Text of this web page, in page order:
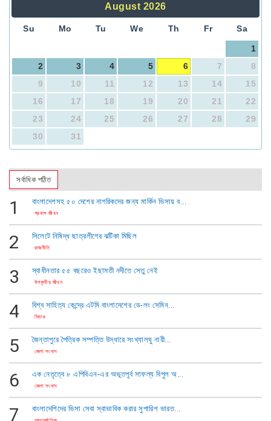
০২:০৮ পূর্বাহ্ন
শিবপুরে ৯০০ গ্রাম গাঁজা ও ১ লাখ ৫ হাজার টাকা সহ মা...
August 2026
Su Mo Tu We Th Fr Sa
1
2
3 4 5 6 7
8
9
10 11 12 13 14
15
16
17 18 19 20 21
22
23
24 25 26 27 28
29
30
31
সর্বাধিক পঠিত
1 বাংলাদেশসহ ৫০ দেশের নাগরিকদের জন্য মার্কিন ভিসায় ব...
প্রবাস জীবন
2 সিলেটে নিষিদ্ধ ছাত্রলীগের ঝটিকা মিছিল
রাজনীতি
3 স্বাধীনতার ৫৫ বছরেও ইছামতী নদীতে সেতু নেই
উপকূলীয় জীবন
4 বিশ্ব সাহিত্য কেন্দ্রে এটমি বাংলাদেশের ডে-লং সেমিন...
ফিচার
5 জৈন্তাপুরে পৈত্রিক সম্পত্তি উদ্ধারে সংখ্যালঘু নারী...
জেলা সংবাদ
6 এক নেতৃত্বে ​৮ এপিবিএন-এর অভূতপূর্ব সাফল্য বিপুল অ...
জেলা সংবাদ
7 বাংলাদেশিদের ভিসা সেবা স্বাভাবিক করার সুপারিশ ভারত...